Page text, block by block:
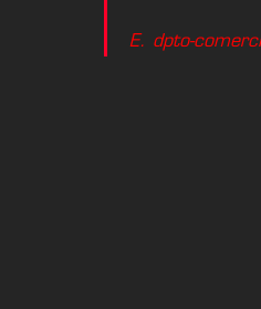
E. dpto-